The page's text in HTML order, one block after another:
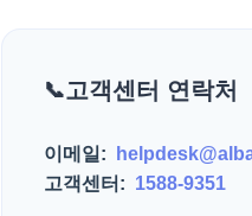
고객센터 연락처
이메일:
고객센터: 1588-9351